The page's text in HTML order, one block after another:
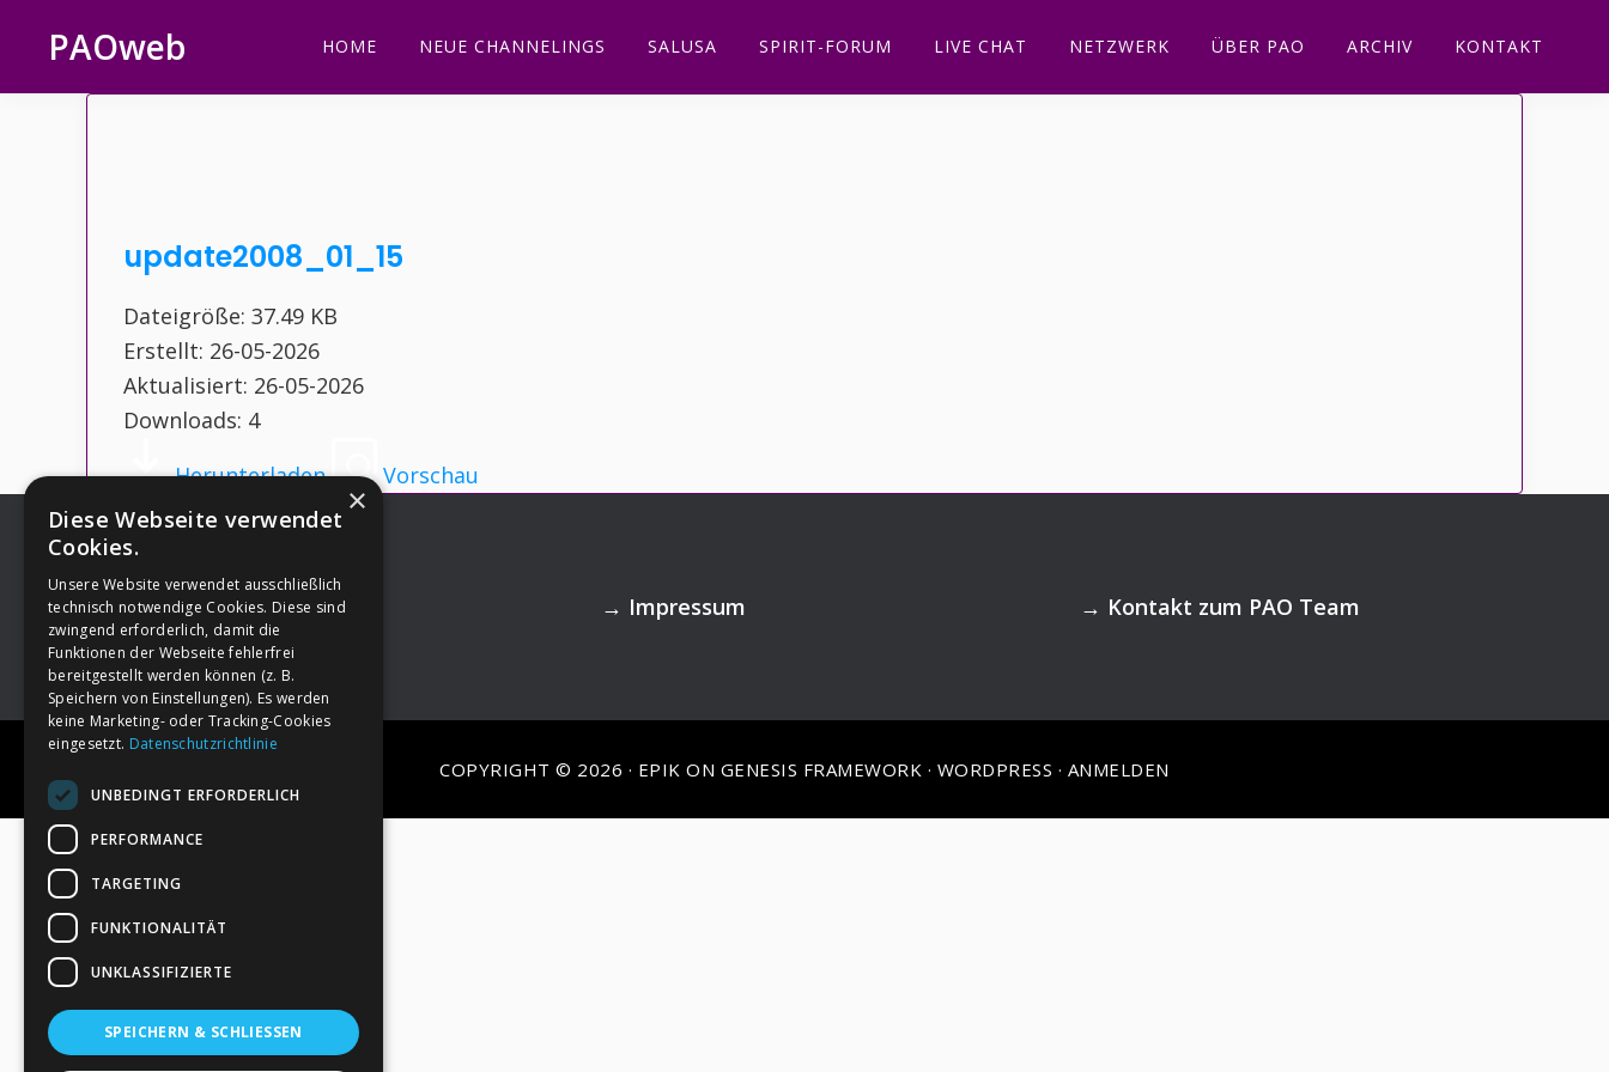
Hauptnavigation
springen
Inhalt
springen
Seitenspalte
springen
Fußzeile
springen
PAOweb HOME NEUE CHANNELINGS SALUSA SPIRIT-FORUM LIVE CHAT NETZWERK ÜBER PAO ARCHIV KONTAKT
update2008_01_15
Dateigröße: 37.49 KB
Erstellt: 26-05-2026
Aktualisiert: 26-05-2026
Downloads: 4
Herunterladen
Vorschau
Footer →Deine Spende → Impressum → Kontakt zum PAO Team
COPYRIGHT © 2026 · EPIK ON GENESIS FRAMEWORK · WORDPRESS · ANMELDEN
×
Diese Webseite verwendet
Cookies.
Unsere Website verwendet ausschließlich
technisch notwendige Cookies. Diese sind
zwingend erforderlich, damit die
Funktionen der Webseite fehlerfrei
bereitgestellt werden können (z. B.
Speichern von Einstellungen). Es werden
keine Marketing- oder Tracking-Cookies
eingesetzt. Datenschutzrichtlinie
UNBEDINGT ERFORDERLICH
PERFORMANCE
TARGETING
FUNKTIONALITÄT
UNKLASSIFIZIERTE
SPEICHERN & SCHLIESSEN